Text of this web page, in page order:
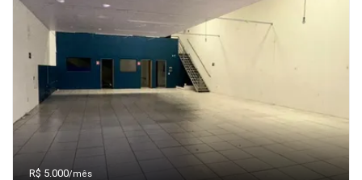
R$ 5.000/mês